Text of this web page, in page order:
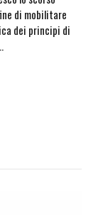
di mobilitare
dei principi di